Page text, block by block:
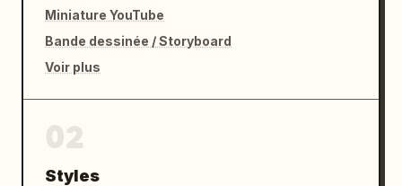
Miniature YouTube
Bande dessinée / Storyboard
Voir plus
Styles